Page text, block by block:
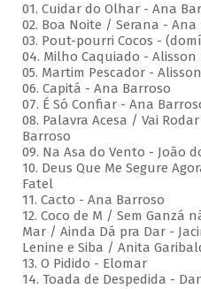
01. Cuidar do Olhar - Ana
02. Boa Noite / Serana - Ana
03. Pout-pourri Cocos -
04. Milho Caquiado - Alisson
05. Martim Pescador -
06. Capitá - Ana Barroso
07. É Só Confiar - Ana
08. Palavra Acesa / Vai
Barroso
09. Na Asa do Vento - João
10. Deus Que Me Segure
Fatel
11. Cacto - Ana Barroso
12. Coco de M / Sem Ganzá
Mar / Ainda Dá pra Dar -
Lenine e Siba / Anita
13. O Pidido - Elomar
14. Toada de Despedida -